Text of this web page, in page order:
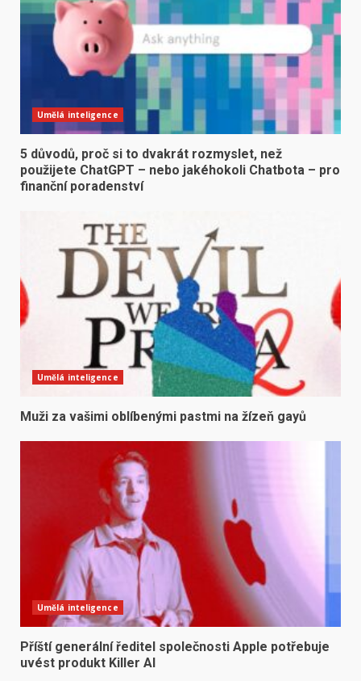
Umělá inteligence
5 důvodů, proč si to dvakrát rozmyslet, než
použijete ChatGPT – nebo jakéhokoli Chatbota – pro
finanční poradenství
Umělá inteligence
Muži za vašimi oblíbenými pastmi na žízeň gayů
Umělá inteligence
Příští generální ředitel společnosti Apple potřebuje
uvést produkt Killer AI